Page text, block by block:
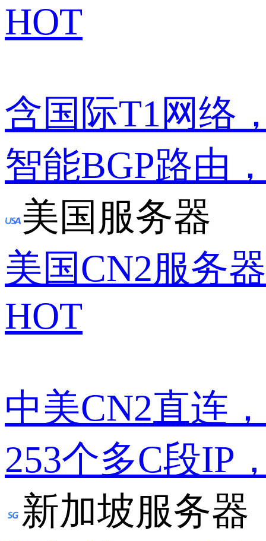
HOT
含国际T1网络
智能BGP路由
美国服务器
美国CN2服务器
HOT
中美CN2直连
253个多C段IP
新加坡服务器